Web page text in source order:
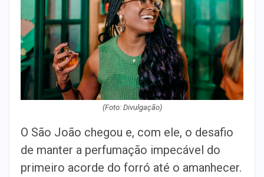
(Foto: Divulgação)
O São João chegou e, com ele, o desafio
de manter a perfumação impecável do
primeiro acorde do forró até o amanhecer.